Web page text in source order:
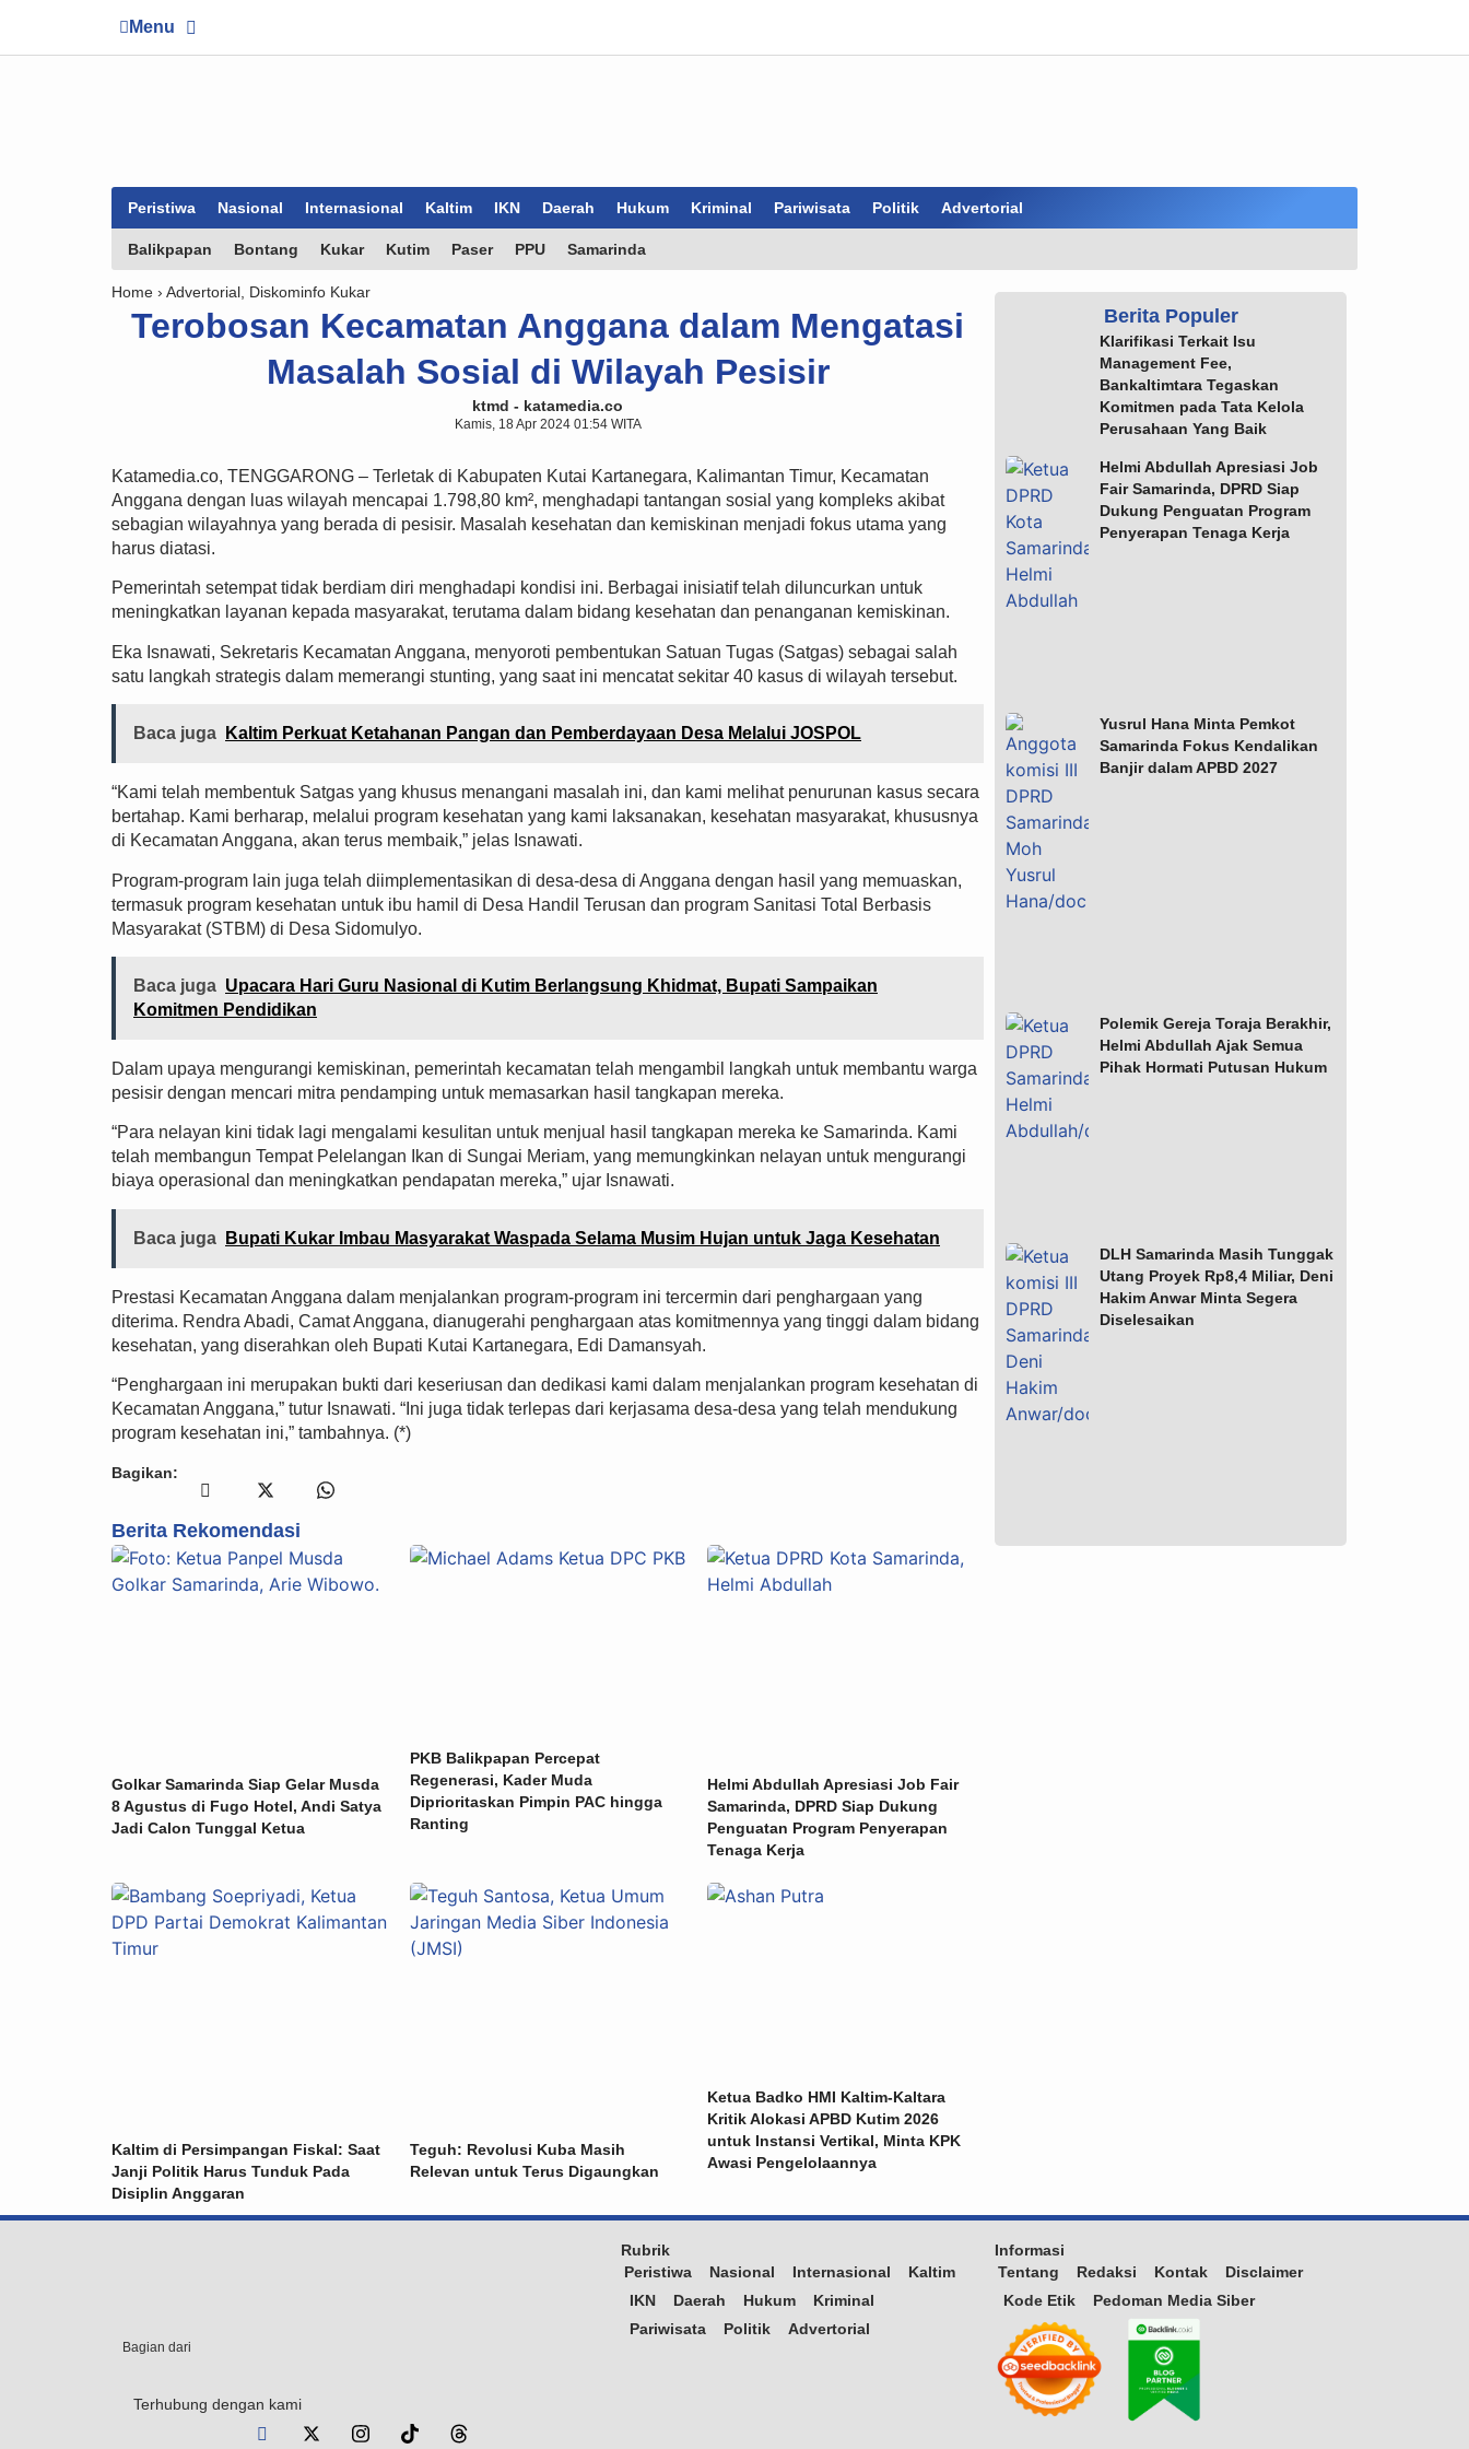
Menu
Peristiwa Nasional Internasional Kaltim IKN Daerah Hukum Kriminal Pariwisata Politik Advertorial
Balikpapan Bontang Kukar Kutim Paser PPU Samarinda
Home › Advertorial Diskominfo Kukar
Terobosan Kecamatan Anggana dalam Mengatasi
Masalah Sosial di Wilayah Pesisir
ktmd - katamedia.co
Kamis, 18 Apr 2024 01:54 WITA
Katamedia.co, TENGGARONG – Terletak di Kabupaten Kutai Kartanegara, Kalimantan Timur, Kecamatan
Anggana dengan luas wilayah mencapai 1.798,80 km², menghadapi tantangan sosial yang kompleks akibat
sebagian wilayahnya yang berada di pesisir. Masalah kesehatan dan kemiskinan menjadi fokus utama yang
harus diatasi.
Pemerintah setempat tidak berdiam diri menghadapi kondisi ini. Berbagai inisiatif telah diluncurkan untuk
meningkatkan layanan kepada masyarakat, terutama dalam bidang kesehatan dan penanganan kemiskinan.
Eka Isnawati, Sekretaris Kecamatan Anggana, menyoroti pembentukan Satuan Tugas (Satgas) sebagai salah
satu langkah strategis dalam memerangi stunting, yang saat ini mencatat sekitar 40 kasus di wilayah tersebut.
Baca juga Kaltim Perkuat Ketahanan Pangan dan Pemberdayaan Desa Melalui JOSPOL
“Kami telah membentuk Satgas yang khusus menangani masalah ini, dan kami melihat penurunan kasus secara
bertahap. Kami berharap, melalui program kesehatan yang kami laksanakan, kesehatan masyarakat, khususnya
di Kecamatan Anggana, akan terus membaik,” jelas Isnawati.
Program-program lain juga telah diimplementasikan di desa-desa di Anggana dengan hasil yang memuaskan,
termasuk program kesehatan untuk ibu hamil di Desa Handil Terusan dan program Sanitasi Total Berbasis
Masyarakat (STBM) di Desa Sidomulyo.
Baca juga Upacara Hari Guru Nasional di Kutim Berlangsung Khidmat, Bupati Sampaikan
Komitmen Pendidikan
Dalam upaya mengurangi kemiskinan, pemerintah kecamatan telah mengambil langkah untuk membantu warga
pesisir dengan mencari mitra pendamping untuk memasarkan hasil tangkapan mereka.
“Para nelayan kini tidak lagi mengalami kesulitan untuk menjual hasil tangkapan mereka ke Samarinda. Kami
telah membangun Tempat Pelelangan Ikan di Sungai Meriam, yang memungkinkan nelayan untuk mengurangi
biaya operasional dan meningkatkan pendapatan mereka,” ujar Isnawati.
Baca juga Bupati Kukar Imbau Masyarakat Waspada Selama Musim Hujan untuk Jaga Kesehatan
Prestasi Kecamatan Anggana dalam menjalankan program-program ini tercermin dari penghargaan yang
diterima. Rendra Abadi, Camat Anggana, dianugerahi penghargaan atas komitmennya yang tinggi dalam bidang
kesehatan, yang diserahkan oleh Bupati Kutai Kartanegara, Edi Damansyah.
“Penghargaan ini merupakan bukti dari keseriusan dan dedikasi kami dalam menjalankan program kesehatan di
Kecamatan Anggana,” tutur Isnawati. “Ini juga tidak terlepas dari kerjasama desa-desa yang telah mendukung
program kesehatan ini,” tambahnya. (*)
Bagikan:
Berita Rekomendasi
Golkar Samarinda Siap Gelar Musda
8 Agustus di Fugo Hotel, Andi Satya
Jadi Calon Tunggal Ketua
PKB Balikpapan Percepat
Regenerasi, Kader Muda
Diprioritaskan Pimpin PAC hingga
Ranting
Helmi Abdullah Apresiasi Job Fair
Samarinda, DPRD Siap Dukung
Penguatan Program Penyerapan
Tenaga Kerja
Kaltim di Persimpangan Fiskal: Saat
Janji Politik Harus Tunduk Pada
Disiplin Anggaran
Teguh: Revolusi Kuba Masih
Relevan untuk Terus Digaungkan
Ketua Badko HMI Kaltim-Kaltara
Kritik Alokasi APBD Kutim 2026
untuk Instansi Vertikal, Minta KPK
Awasi Pengelolaannya
Berita Populer
Klarifikasi Terkait Isu
Management Fee,
Bankaltimtara Tegaskan
Komitmen pada Tata Kelola
Perusahaan Yang Baik
Helmi Abdullah Apresiasi Job
Fair Samarinda, DPRD Siap
Dukung Penguatan Program
Penyerapan Tenaga Kerja
Yusrul Hana Minta Pemkot
Samarinda Fokus Kendalikan
Banjir dalam APBD 2027
Polemik Gereja Toraja Berakhir,
Helmi Abdullah Ajak Semua
Pihak Hormati Putusan Hukum
DLH Samarinda Masih Tunggak
Utang Proyek Rp8,4 Miliar, Deni
Hakim Anwar Minta Segera
Diselesaikan
Bagian dari
Terhubung dengan kami
Rubrik
Peristiwa
Nasional Internasional
Kaltim
IKN
Daerah Hukum
Kriminal
Pariwisata
Politik Advertorial
Informasi
Tentang
Redaksi Kontak
Disclaimer
Kode Etik
Pedoman Media Siber